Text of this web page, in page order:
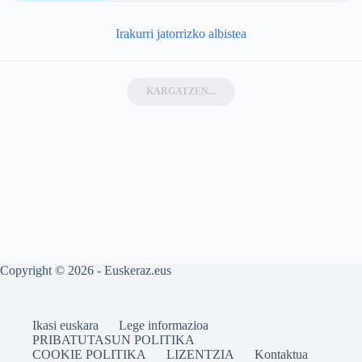
Irakurri jatorrizko albistea
KARGATZEN...
Copyright © 2026 - Euskeraz.eus
Ikasi euskara
Lege informazioa
PRIBATUTASUN POLITIKA
COOKIE POLITIKA
LIZENTZIA Kontaktua